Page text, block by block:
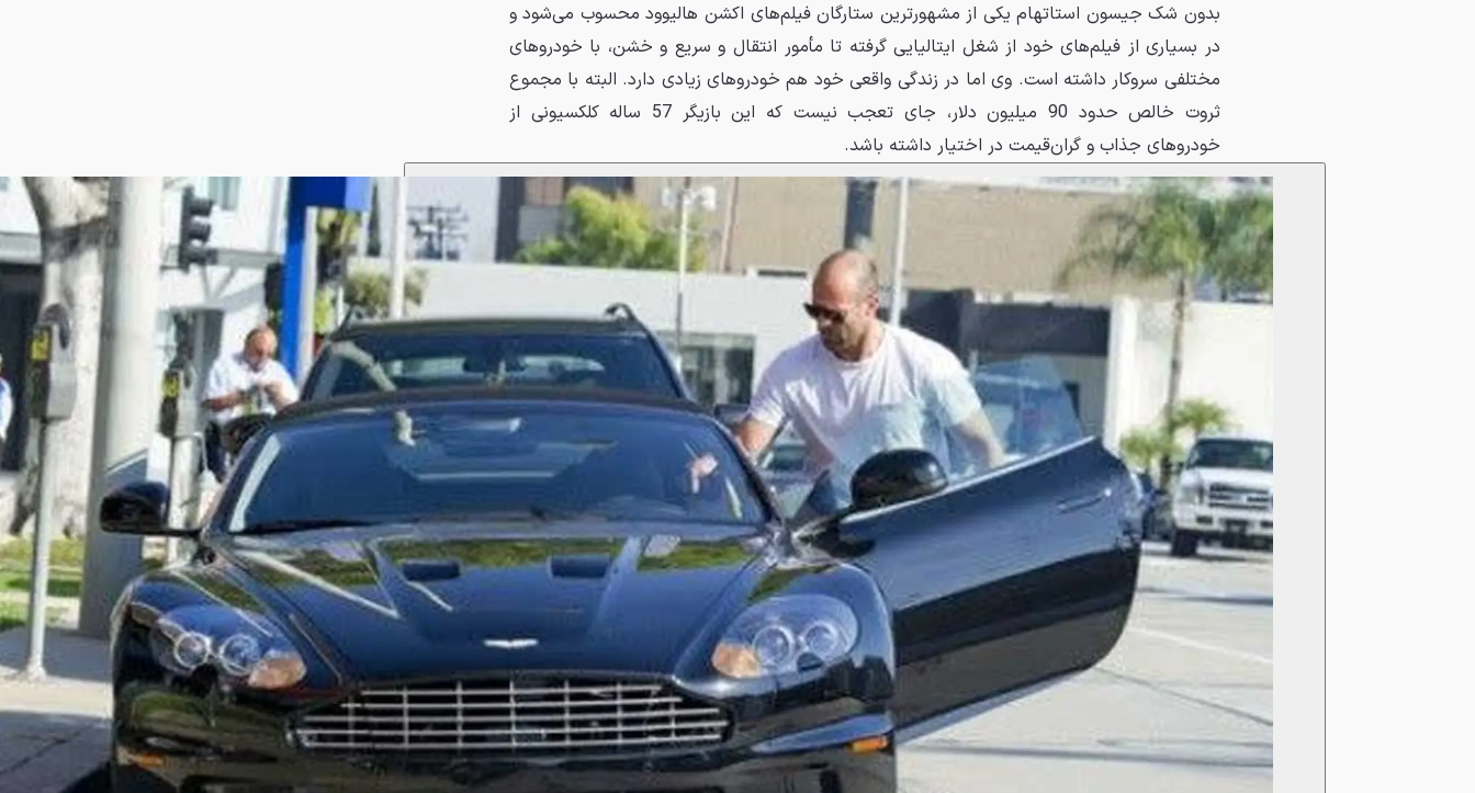
بدون شک جیسون استاتهام یکی از مشهورترین ستارگان فیلم‌های اکشن هالیوود محسوب می‌شود و
در بسیاری از فیلم‌های خود از شغل ایتالیایی گرفته تا مأمور انتقال و سریع و خشن، با خودروهای
مختلفی سروکار داشته است. وی اما در زندگی واقعی خود هم خودروهای زیادی دارد. البته با مجموع
ثروت خالص حدود 90 میلیون دلار، جای تعجب نیست که این بازیگر 57 ساله کلکسیونی از
خودروهای جذاب و گران‌قیمت در اختیار داشته باشد.